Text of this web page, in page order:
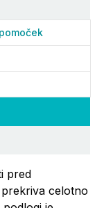
pred
celotno